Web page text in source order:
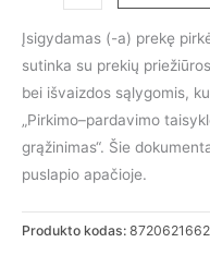
Valgomojo
kėdė
INDIGO
Įsigydamas (-a) prekę
sutinka su prekių
bei išvaizdos sąlygomis,
„Pirkimo–pardavimo
grąžinimas“. Šie
puslapio apačioje.
Produkto kodas: